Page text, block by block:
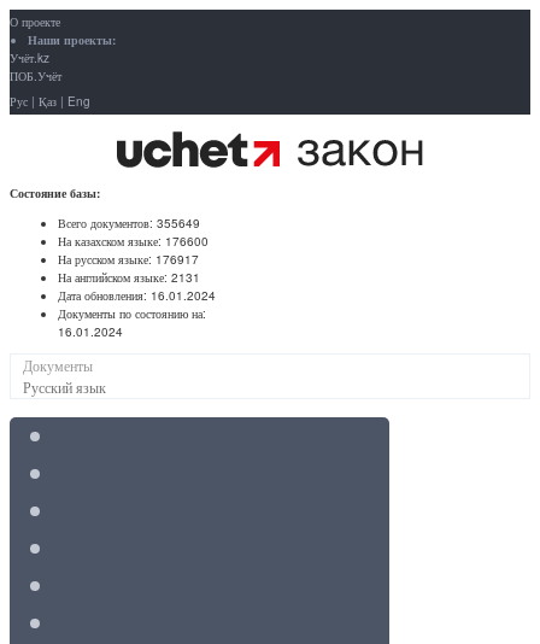
О проекте
Наши проекты:
Учёт.kz
ПОБ.Учёт
Рус | Қаз | Eng
Состояние базы:
Всего документов: 355649
На казахском языке: 176600
На русском языке: 176917
На английском языке: 2131
Дата обновления: 16.01.2024
Документы по состоянию на:
16.01.2024
Документы
Русский язык